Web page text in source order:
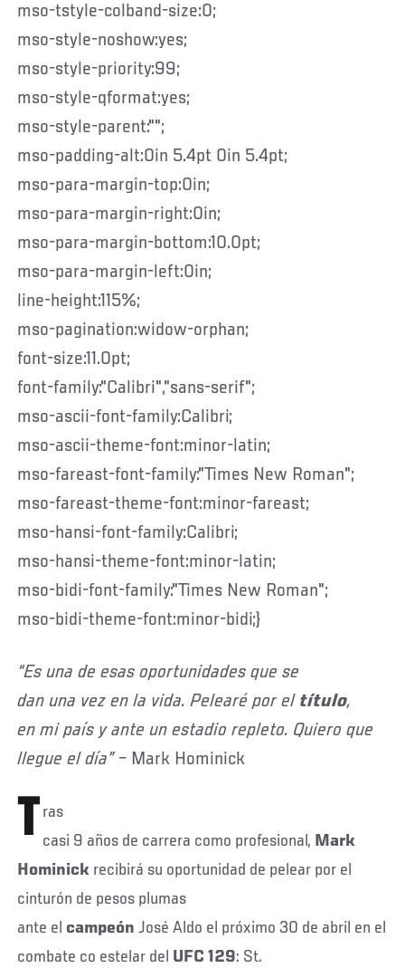
mso-tstyle-colband-size:0;
mso-style-noshow:yes;
mso-style-priority:99;
mso-style-qformat:yes;
mso-style-parent:"";
mso-padding-alt:0in 5.4pt 0in 5.4pt;
mso-para-margin-top:0in;
mso-para-margin-right:0in;
mso-para-margin-bottom:10.0pt;
mso-para-margin-left:0in;
line-height:115%;
mso-pagination:widow-orphan;
font-size:11.0pt;
font-family:"Calibri","sans-serif";
mso-ascii-font-family:Calibri;
mso-ascii-theme-font:minor-latin;
mso-fareast-font-family:"Times New Roman";
mso-fareast-theme-font:minor-fareast;
mso-hansi-font-family:Calibri;
mso-hansi-theme-font:minor-latin;
mso-bidi-font-family:"Times New Roman";
mso-bidi-theme-font:minor-bidi;}
“Es una de esas oportunidades que se
dan una vez en la vida. Pelearé por el título,
en mi país y ante un estadio repleto. Quiero que
llegue el día”– Mark Hominick
T ras
casi 9 años de carrera como profesional, Mark
Hominick recibirá su oportunidad de pelear por el
cinturón de pesos plumas
ante el campeónJosé Aldo el próximo 30 de abril en el
combate co estelar del UFC 129: St.